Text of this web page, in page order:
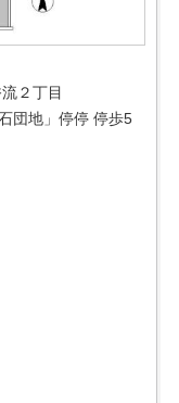
２丁目
団地」停停 停歩5